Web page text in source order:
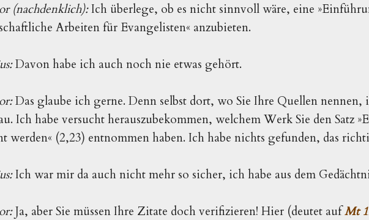
(nachdenklich):Ich überlege, ob es nicht sinnvoll wäre, eine
Arbeiten für Evangelisten« anzubieten.
Davon habe ich auch noch nie etwas gehört.
Das glaube ich gerne. Denn selbst dort, wo Sie Ihre Quellen nennen,
Ich habe versucht herauszubekommen, welchem Werk Sie den Satz
werden« (2,23) entnommen haben. Ich habe nichts gefunden, das
Ich war mir da auch nicht mehr so sicher, ich habe aus dem
Ja, aber Sie müssen Ihre Zitate doch verifizieren! Hier (deutet aufMt